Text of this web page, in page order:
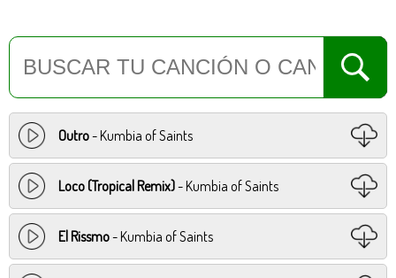
Outro- Kumbia of Saints
Loco (Tropical Remix)- Kumbia of Saints
El Rissmo- Kumbia of Saints